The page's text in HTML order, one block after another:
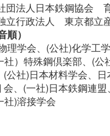
団法人日本鉄鋼協会
立行政法人 東京都立
順）
理学会、(公社)化学工
社）特殊鋼倶楽部、(
公社)日本材料学会、
会、(一社)日本鉄鋼連
社)溶接学会